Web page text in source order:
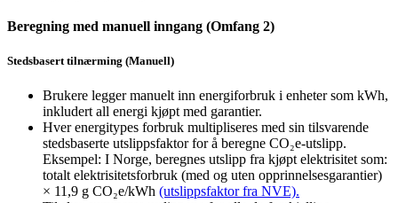
Beregning med manuell inngang (Omfang 2)
Stedsbasert tilnærming (Manuell)
Brukere legger manuelt inn energiforbruk i enheter som kWh,
inkludert all energi kjøpt med garantier.
Hver energitypes forbruk multipliseres med sin tilsvarende
stedsbaserte utslippsfaktor for å beregne CO₂e-utslipp.
Eksempel: I Norge, beregnes utslipp fra kjøpt elektrisitet som:
totalt elektrisitetsforbruk (med og uten opprinnelsesgarantier)
× 11,9 g CO₂e/kWh (utslippsfaktor fra NVE).